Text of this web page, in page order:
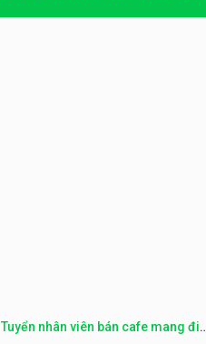
Tuyển nhân viên bán cafe mang đi